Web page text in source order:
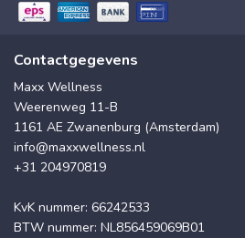
Contactgegevens
Maxx Wellness
Weerenweg 11-B
1161 AE Zwanenburg (Amsterdam)
info@maxxwellness.nl
+31 204970819
KvK nummer: 66242533
BTW nummer: NL856459069B01